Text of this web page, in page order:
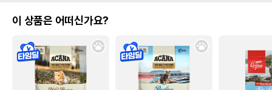
이 상품은 어떠신가요?